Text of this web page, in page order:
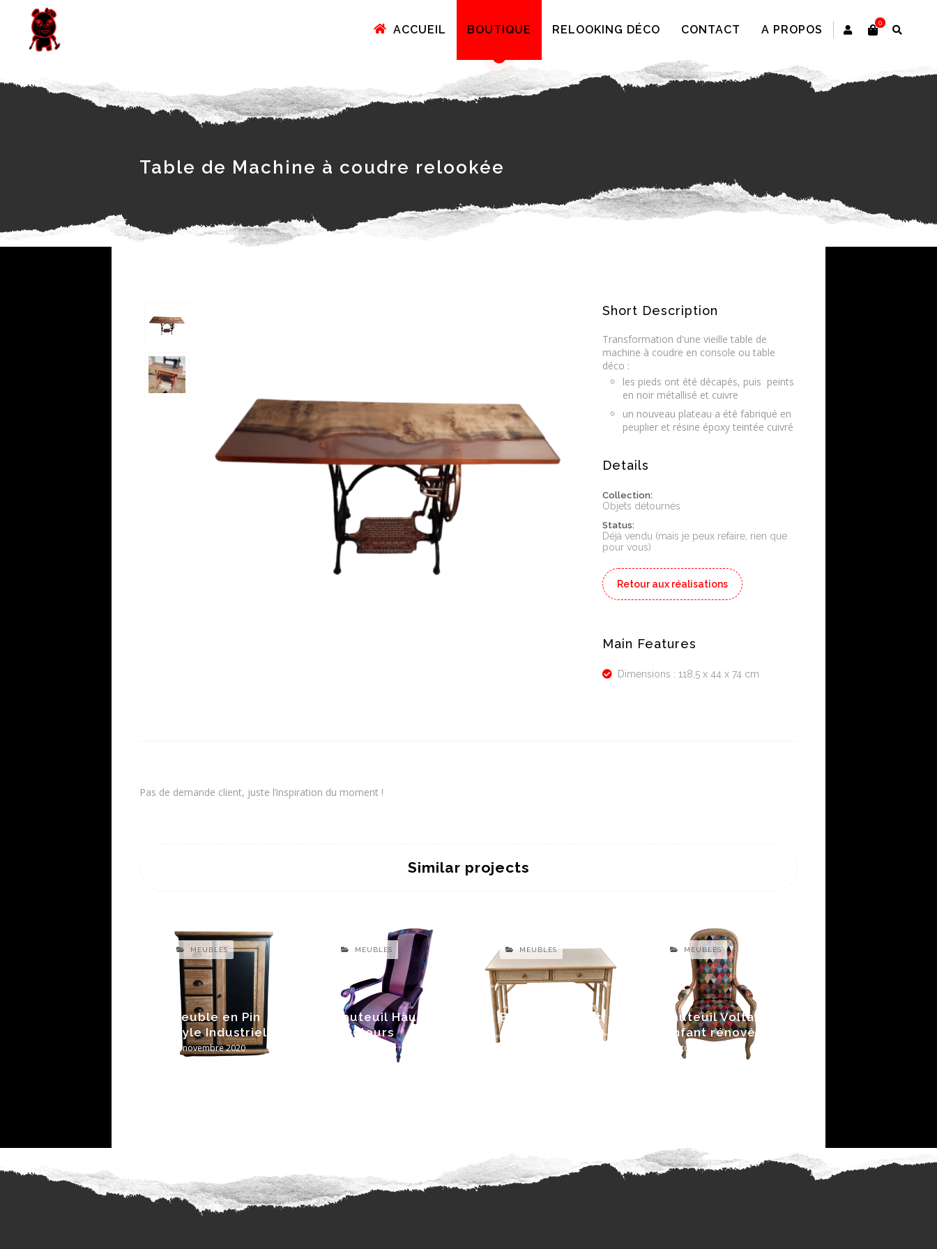
0
ACCUEIL BOUTIQUE RELOOKING DÉCO CONTACT A PROPOS
Table de Machine à coudre relookée
Short Description
Transformation d'une vieille table de
machine à coudre en console ou table
déco :
les pieds ont été décapés, puis peints
en noir métallisé et cuivre
un nouveau plateau a été fabriqué en
peuplier et résine époxy teintée cuivré
Details
Collection:
Objets détournés
Status:
Déjà vendu (mais je peux refaire, rien que
pour vous)
Retour aux réalisations
Main Features
Dimensions : 118,5 x 44 x 74 cm
Pas de demande client, juste l’inspiration du moment !
Similar projects
26 novembre 2020
Meuble en Pin
style Industriel
MEUBLES
Fauteuil Haut en
Couleurs
MEUBLES
Bureau Rotin et
Cannage rénové
MEUBLES
1 octobre 2021
Fauteuil Voltaire
enfant rénové
MEUBLES